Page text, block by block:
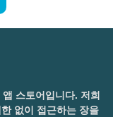
스토어입니다. 저희
없이 접근하는 장을